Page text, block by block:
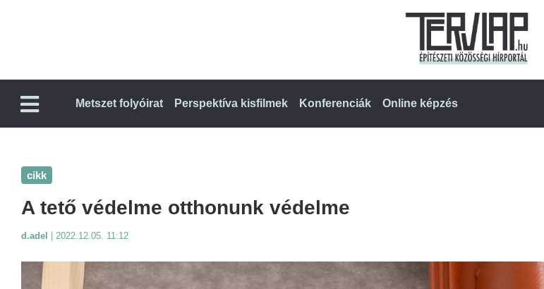
Metszet folyóirat Perspektíva kisfilmek Konferenciák Online képzés
cikk
A tető védelme otthonunk védelme
d.adel 2022.12.05. 11:12